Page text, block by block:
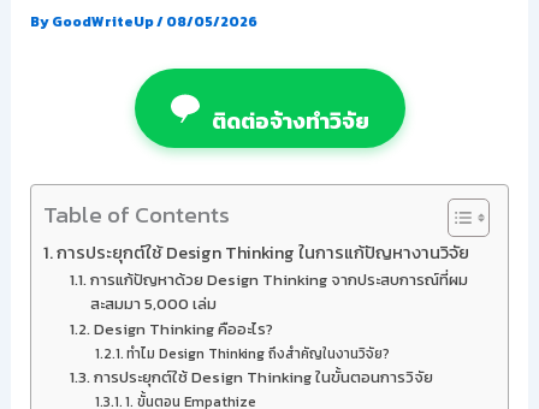
ByGoodWriteUp/08/05/2026
ติดต่อจ้างทำวิจัย
Table of Contents
การประยุกต์ใช้ Design Thinking ในการแก้ปัญหางานวิจัย
การแก้ปัญหาด้วย Design Thinking จากประสบการณ์ที่ผม
สะสมมา 5,000 เล่ม
Design Thinking คืออะไร?
ทำไม Design Thinking ถึงสำคัญในงานวิจัย?
การประยุกต์ใช้ Design Thinking ในขั้นตอนการวิจัย
1. ขั้นตอน Empathize